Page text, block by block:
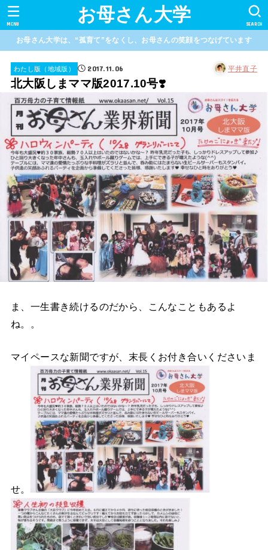
お母さん大学 SEARCH
MENU
お母さん大学は、“孤育て”をなくし、お母さんの笑顔をつなげています
わたし版（地域版） 2017.11.06 平井直子
北大阪しまママ版2017.10号❣️
ま、一生書き続けるのだから、こんなこともあるよ
ね。。
マイペースな新聞ですが、末長くお付き合いくださいま
せ。